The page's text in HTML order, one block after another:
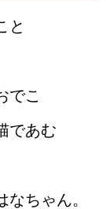
と
でこ
であむ
ちゃん。